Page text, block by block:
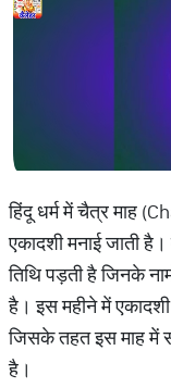
हिंदू धर्म में चैत्र माह
एकादशी मनाई जाती
तिथि पड़ती है जिनके
है। इस महीने में
जिसके तहत इस माह में
है।